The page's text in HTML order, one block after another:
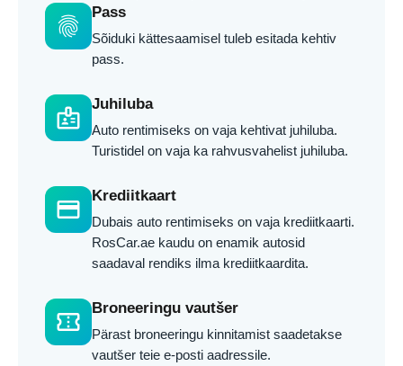
fingerprint
Pass
Sõiduki kättesaamisel tuleb esitada kehtiv
pass.
badge
Juhiluba
Auto rentimiseks on vaja kehtivat juhiluba.
Turistidel on vaja ka rahvusvahelist juhiluba.
credit_card
Krediitkaart
Dubais auto rentimiseks on vaja krediitkaarti.
RosCar.ae kaudu on enamik autosid
saadaval rendiks ilma krediitkaardita.
confirmation_number
Broneeringu vautšer
Pärast broneeringu kinnitamist saadetakse
vautšer teie e-posti aadressile.